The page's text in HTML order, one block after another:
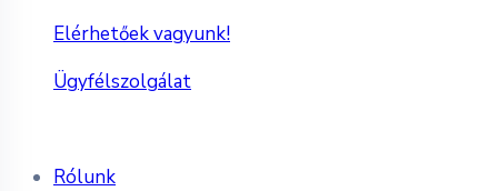
Elérhetőek vagyunk!
Ügyfélszolgálat
Rólunk